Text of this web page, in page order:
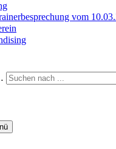
vom